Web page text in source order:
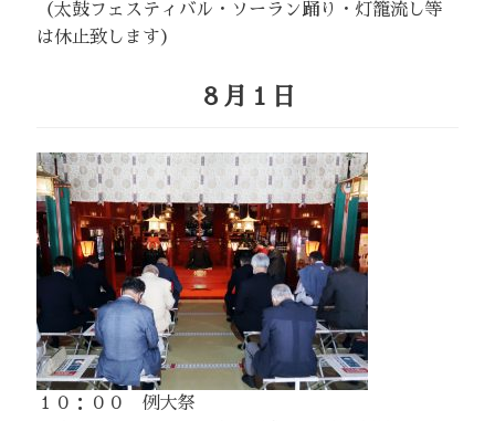
（太鼓フェスティバル・ソーラン踊り・灯籠流し等
は休止致します）
８月１日
１０：００ 例大祭